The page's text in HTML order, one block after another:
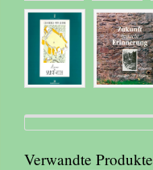
Verwandte Produkte